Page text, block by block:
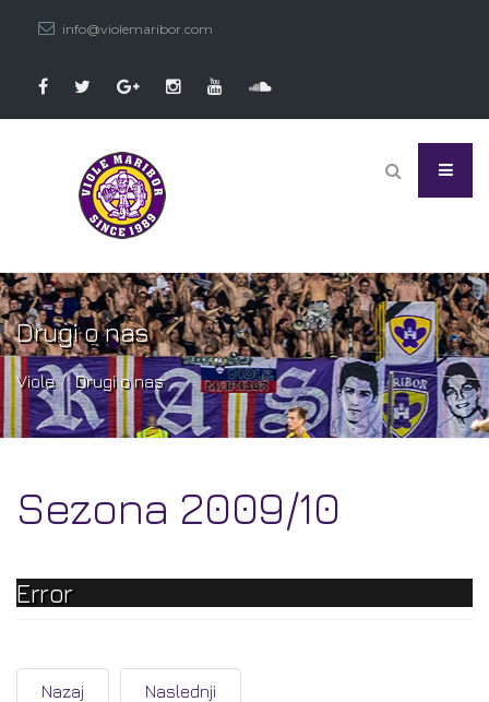
info@violemaribor.com
Drugi o nas
Viole Drugi o nas
Sezona 2009/10
Error
Nazaj Naslednji